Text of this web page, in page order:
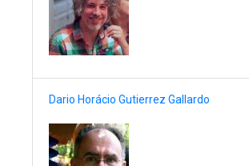
Dario Horácio Gutierrez Gallardo